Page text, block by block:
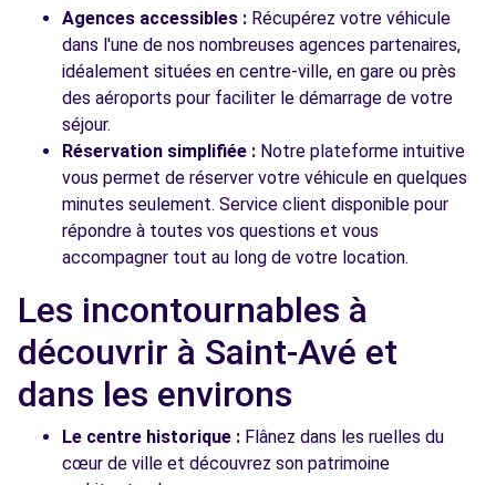
Agences accessibles : Récupérez votre véhicule
dans l'une de nos nombreuses agences partenaires,
idéalement situées en centre-ville, en gare ou près
des aéroports pour faciliter le démarrage de votre
séjour.
Réservation simplifiée : Notre plateforme intuitive
vous permet de réserver votre véhicule en quelques
minutes seulement. Service client disponible pour
répondre à toutes vos questions et vous
accompagner tout au long de votre location.
Les incontournables à
découvrir à Saint-Avé et
dans les environs
Le centre historique : Flânez dans les ruelles du
cœur de ville et découvrez son patrimoine